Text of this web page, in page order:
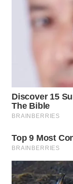
WN
DEPOK
TAPANULI
WN
SAMOSIR
WN
PADANG